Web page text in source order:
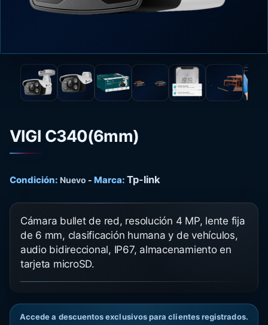
VIGI C340(6mm)
Condición: Nuevo - Marca: Tp-link
Cámara bullet de red, resolución 4 MP, lente fija
de 6 mm, clasificación humana y de vehículos,
audio bidireccional, IP67, almacenamiento en
tarjeta microSD.
Accede a descuentos exclusivos para clientes registrados.